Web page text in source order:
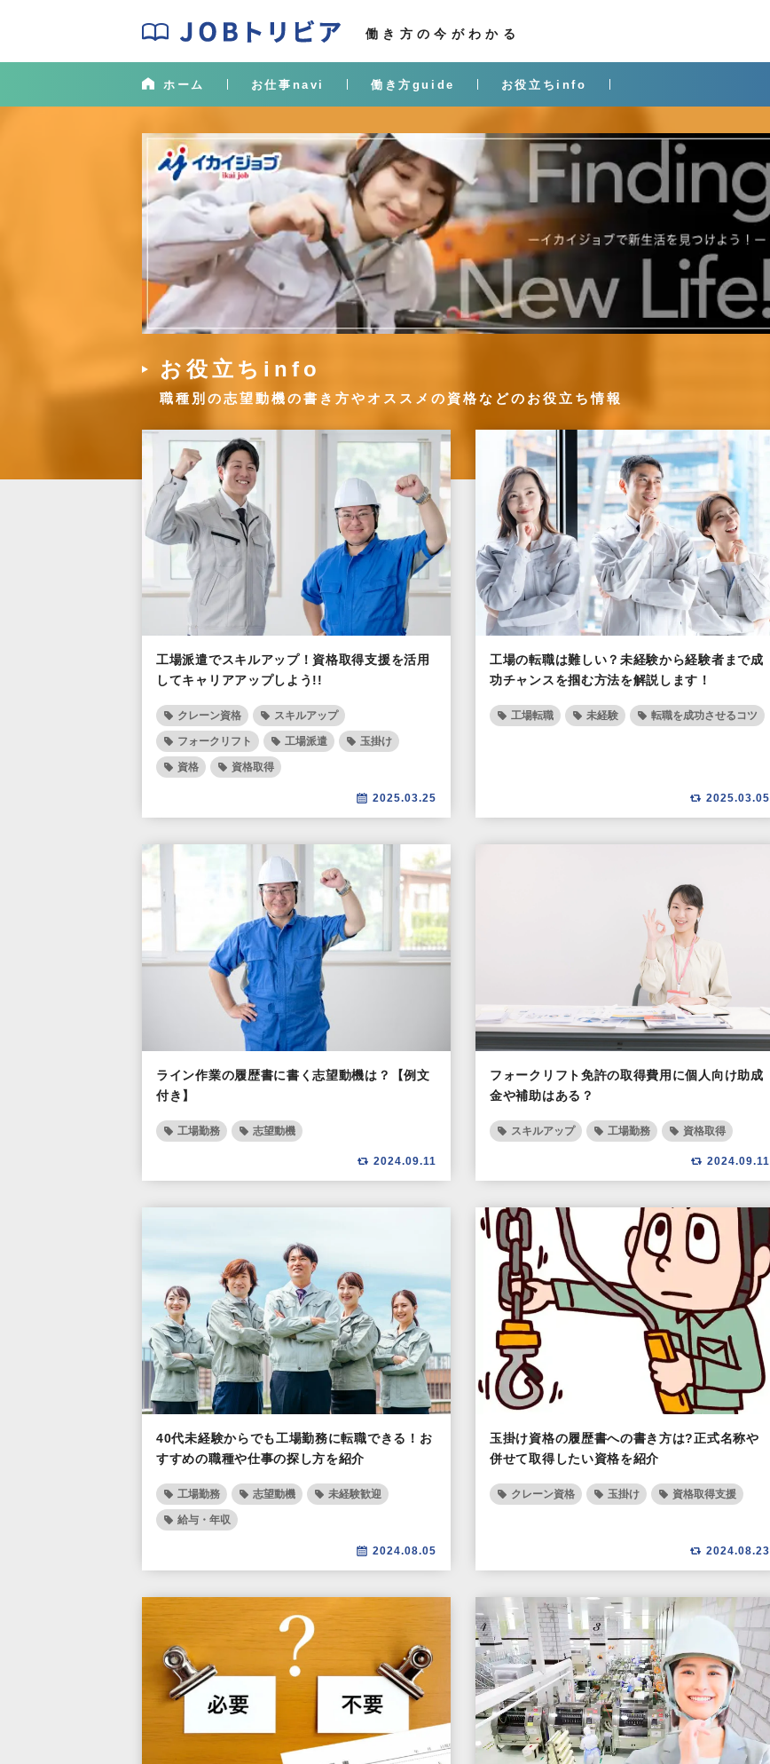
O
リ
ア
働き方の今がわかる
ホーム お仕事navi 働き方guide お役立ちinfo
お役立ちinfo
職種別の志望動機の書き方やオススメの資格などのお役立ち情報
工場派遣でスキルアップ！資格取得支援を活用
してキャリアアップしよう!!
クレーン資格 スキルアップ
フォークリフト 工場派遣 玉掛け
資格 資格取得
2025.03.25
工場の転職は難しい？未経験から経験者まで成
功チャンスを掴む方法を解説します！
工場転職 未経験 転職を成功させるコツ
2025.03.05
ライン作業の履歴書に書く志望動機は？【例文
付き】
工場勤務 志望動機
2024.09.11
フォークリフト免許の取得費用に個人向け助成
金や補助はある？
スキルアップ 工場勤務 資格取得
2024.09.11
40代未経験からでも工場勤務に転職できる！お
すすめの職種や仕事の探し方を紹介
工場勤務 志望動機 未経験歓迎
給与・年収
2024.08.05
玉掛け資格の履歴書への書き方は?正式名称や
併せて取得したい資格を紹介
クレーン資格 玉掛け 資格取得支援
2024.08.23